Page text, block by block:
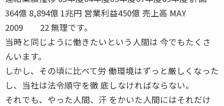
364億 8,894億 1兆円 営業利益450億 売上高 MAY
2009 22 無理です。
当時と同じように働きたいという人間は 今でもたくさ
んいます。
しかし、その頃に比べて労 働環境はずっと厳しくなった
し、当社は法令順守を徹 底しなければならない。
それでも、やった人間、汗 をかいた人間にはそれだけ